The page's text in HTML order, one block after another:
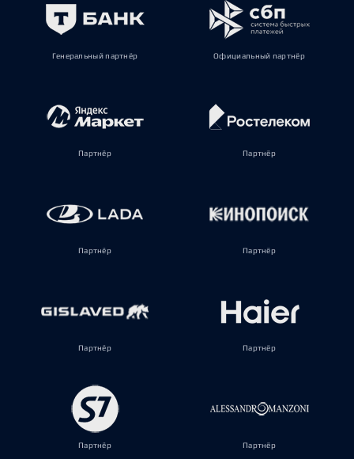
Генеральный партнёр Официальный партнёр
Партнёр Партнёр
Партнёр Партнёр
Партнёр Партнёр
Партнёр Партнёр